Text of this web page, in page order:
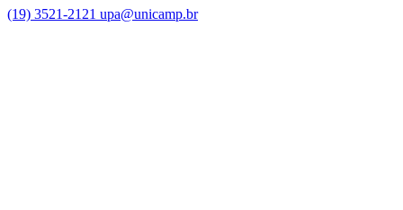
(19) 3521-2121 upa@unicamp.br